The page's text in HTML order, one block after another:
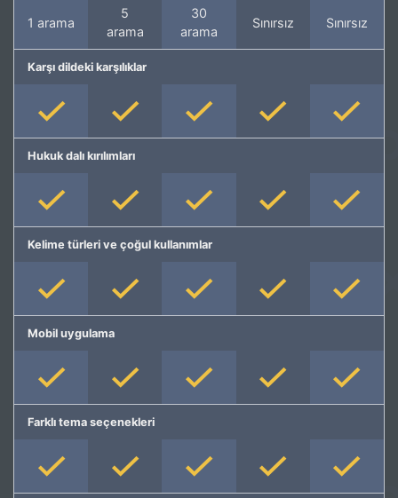
1 arama
5
arama
30
arama
Sınırsız Sınırsız
Karşı dildeki karşılıklar
Hukuk dalı kırılımları
Kelime türleri ve çoğul kullanımlar
Mobil uygulama
Farklı tema seçenekleri